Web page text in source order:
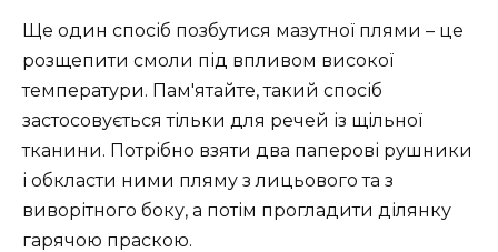
Ще один спосіб позбутися мазутної плями – це
розщепити смоли під впливом високої
температури. Пам'ятайте, такий спосіб
застосовується тільки для речей із щільної
тканини. Потрібно взяти два паперові рушники
і обкласти ними пляму з лицьового та з
виворітного боку, а потім прогладити ділянку
гарячою праскою.